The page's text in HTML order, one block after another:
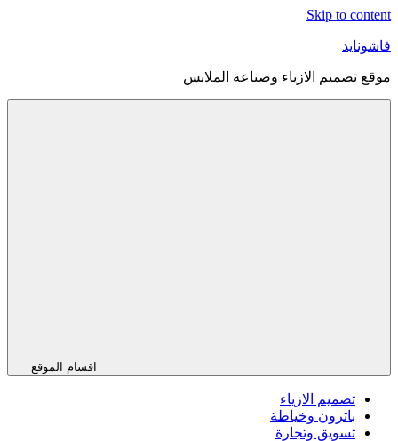
Skip to content
فاشونايد
موقع تصميم الازياء وصناعة الملابس
اقسام الموقع
تصميم الازياء
باترون وخياطة
تسويق وتجارة